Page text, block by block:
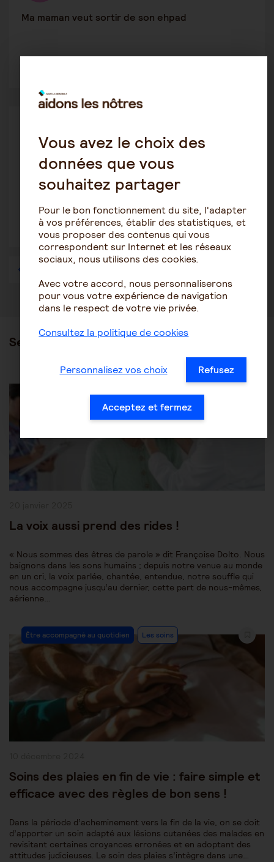
Ma maman veut sortir de son ehpad
Prendre du temps pour soi
alain
18 décembre 2025 20:11
Comment se retrouver après avoir été aidant ?
2 23
Ses articles
Autres pathologies
La voix aussi prend des rides !
« Nous sommes des êtres de parole » dit Françoise Dolto. Nous
baignons dans les sons humains ; depuis notre venue au monde
en un cri, la voix parlée, chantée, entendue, notre souffle qui
nous accompagne jusqu’au dernier, cette part de nous-mêmes,
aérienne…
Post
Category:
Être accompagné au quotidien Les soins
Soins des plaies en fin de vie : faire simple et
efficace avec des règles de bon sens !
Dans la période d’acheminement vers la fin de la vie, on se doit
d’apporter un soin adapté aux lésions cutanées des malades en
revisitant certaines croyances erronées et en adoptant des
attitudes judicieuses. Le soin des plaies s’intègre dans une…
Vous avez le choix des
données que vous
souhaitez partager
Pour le bon fonctionnement du site, l'adapter
à vos préférences, établir des statistiques, et
vous proposer des contenus qui vous
correspondent sur Internet et les réseaux
sociaux, nous utilisons des cookies.
Avec votre accord, nous personnaliserons
pour vous votre expérience de navigation
dans le respect de votre vie privée.
Consultez la politique de cookies
Personnalisez vos choix Refusez
Acceptez et fermez